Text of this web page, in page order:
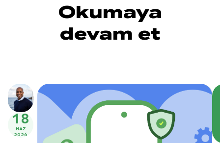
Okumaya
devam et
18
HAZ
2026